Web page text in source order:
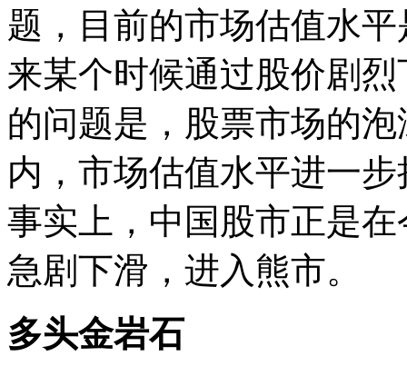
题，目前的市场估值水
来某个时候通过股价剧
的问题是，股票市场的
内，市场估值水平进一
事实上，中国股市正是
急剧下滑，进入熊市。
多头金岩石